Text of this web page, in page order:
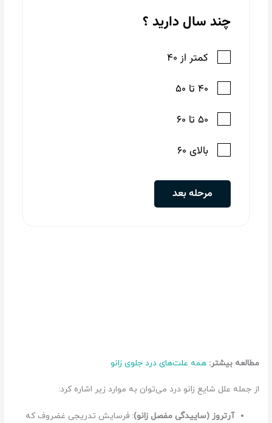
مطالعه بیشتر: همه علت‌های درد جلوی زانو
از جمله علل شایع زانو درد می‌توان به موارد زیر اشاره کرد:
آرتروز (ساییدگی مفصل زانو): فرسایش تدریجی غضروف که